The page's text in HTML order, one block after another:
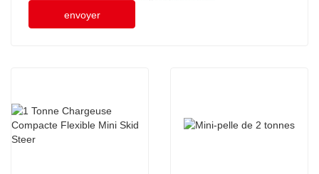
envoyer